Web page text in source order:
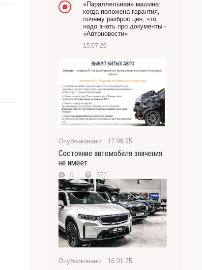
«Параллельная» машина:
когда положена гарантия,
почему разброс цен, что
надо знать про документы -
«Автоновости»
15.07.26
17.09.25
Состояние автомобиля значения
не имеет
0 577
16.01.25